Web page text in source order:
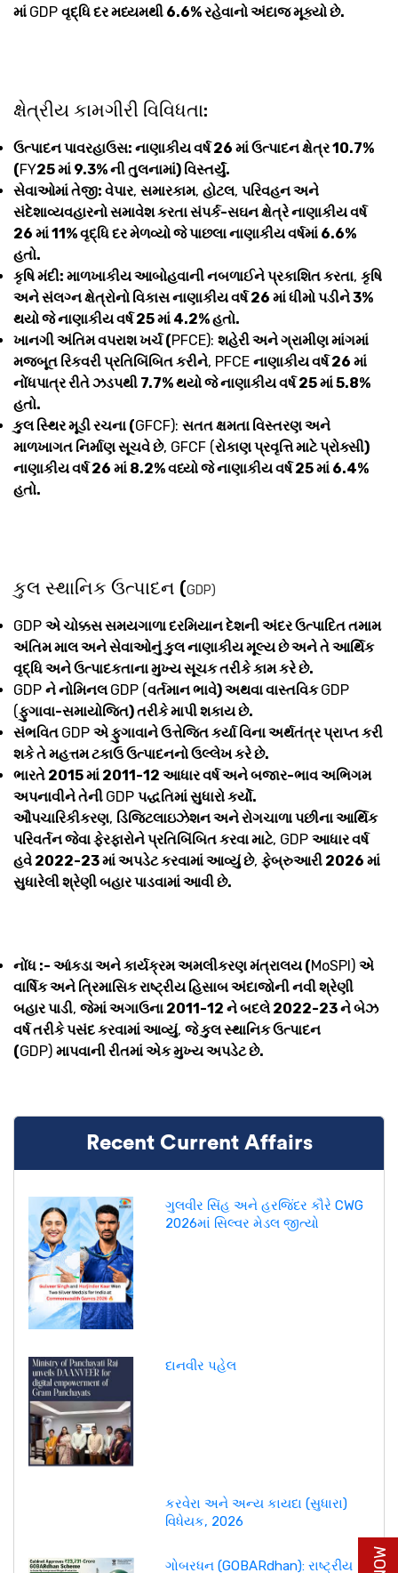
માં GDP વૃદ્ધિ દર મધ્યમથી 6.6% રહેવાનો અંદાજ મૂક્યો છે.
ક્ષેત્રીય કામગીરી વિવિધતા:
ઉત્પાદન પાવરહાઉસ: નાણાકીય વર્ષ 26 માં ઉત્પાદન ક્ષેત્ર 10.7%
(FY25 માં 9.3% ની તુલનામાં) વિસ્તર્યું.
સેવાઓમાં તેજી: વેપાર, સમારકામ, હોટલ, પરિવહન અને
સંદેશાવ્યવહારનો સમાવેશ કરતા સંપર્ક-સઘન ક્ષેત્રે નાણાકીય વર્ષ
26 માં 11% વૃદ્ધિ દર મેળવ્યો જે પાછલા નાણાકીય વર્ષમાં 6.6%
હતો.
કૃષિ મંદી: માળખાકીય આબોહવાની નબળાઈને પ્રકાશિત કરતા, કૃષિ
અને સંલગ્ન ક્ષેત્રોનો વિકાસ નાણાકીય વર્ષ 26 માં ધીમો પડીને 3%
થયો જે નાણાકીય વર્ષ 25 માં 4.2% હતો.
ખાનગી અંતિમ વપરાશ ખર્ચ (PFCE): શહેરી અને ગ્રામીણ માંગમાં
મજબૂત રિકવરી પ્રતિબિંબિત કરીને, PFCE નાણાકીય વર્ષ 26 માં
નોંધપાત્ર રીતે ઝડપથી 7.7% થયો જે નાણાકીય વર્ષ 25 માં 5.8%
હતો.
કુલ સ્થિર મૂડી રચના (GFCF): સતત ક્ષમતા વિસ્તરણ અને
માળખાગત નિર્માણ સૂચવે છે, GFCF (રોકાણ પ્રવૃત્તિ માટે પ્રોક્સી)
નાણાકીય વર્ષ 26 માં 8.2% વધ્યો જે નાણાકીય વર્ષ 25 માં 6.4%
હતો.
કુલ સ્થાનિક ઉત્પાદન (GDP)
GDP એ ચોક્કસ સમયગાળા દરમિયાન દેશની અંદર ઉત્પાદિત તમામ
અંતિમ માલ અને સેવાઓનું કુલ નાણાકીય મૂલ્ય છે અને તે આર્થિક
વૃદ્ધિ અને ઉત્પાદકતાના મુખ્ય સૂચક તરીકે કામ કરે છે.
GDP ને નોમિનલ GDP (વર્તમાન ભાવે) અથવા વાસ્તવિકGDP
(ફુગાવા-સમાયોજિત) તરીકે માપી શકાય છે.
સંભવિત GDP એ ફુગાવાને ઉત્તેજિત કર્યા વિના અર્થતંત્ર પ્રાપ્ત કરી
શકે તે મહત્તમ ટકાઉ ઉત્પાદનનો ઉલ્લેખ કરે છે.
ભારતે 2015 માં 2011-12 આધાર વર્ષ અને બજાર-ભાવ અભિગમ
અપનાવીને તેની GDP પદ્ધતિમાં સુધારો કર્યો.
ઔપચારિકીકરણ, ડિજિટલાઇઝેશન અને રોગચાળા પછીના આર્થિક
પરિવર્તન જેવા ફેરફારોને પ્રતિબિંબિત કરવા માટે, GDP આધાર વર્ષ
હવે 2022-23 માં અપડેટ કરવામાં આવ્યું છે, ફેબ્રુઆરી 2026 માં
સુધારેલી શ્રેણી બહાર પાડવામાં આવી છે.
નોંધ :- આંકડા અને કાર્યક્રમ અમલીકરણ મંત્રાલય (MoSPI) એ
વાર્ષિક અને ત્રિમાસિક રાષ્ટ્રીય હિસાબ અંદાજોની નવી શ્રેણી
બહાર પાડી, જેમાં અગાઉના 2011-12 ને બદલે 2022-23 ને બેઝ
વર્ષ તરીકે પસંદ કરવામાં આવ્યું, જે કુલ સ્થાનિક ઉત્પાદન
(GDP) માપવાની રીતમાં એક મુખ્ય અપડેટ છે.
Recent Current Affairs
ગુલવીર સિંહ અને હરજિંદર કૌરે CWG
2026માં સિલ્વર મેડલ જીત્યો
દાનવીર પહેલ
કરવેરા અને અન્ય કાયદા (સુધારા)
વિધેયક, 2026
ગોબરધન (GOBARdhan): રાષ્ટ્રીય